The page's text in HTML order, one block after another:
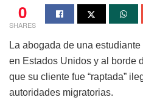
0
SHARES
La abogada de una
en Estados Unidos y al borde
que su cliente fue “raptada”
autoridades migratorias.